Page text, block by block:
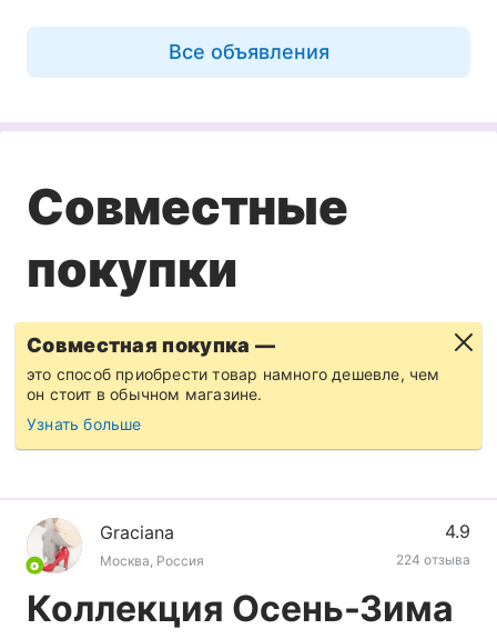
Все объявления
Совместные
покупки
Совместная покупка —
это способ приобрести товар намного дешевле, чем
он стоит в обычном магазине.
Узнать больше
Grаciаnа
Москва, Россия
4.9
224 отзыва
Коллекция Осень-Зима